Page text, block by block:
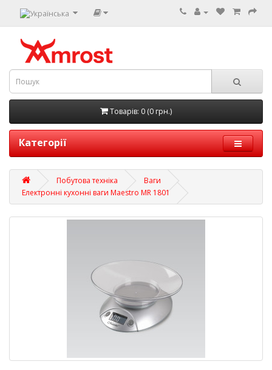
Товарів: 0 (0 грн.)
Категорії
Побутова техніка
Ваги
Електронні кухонні ваги Maestro MR 1801